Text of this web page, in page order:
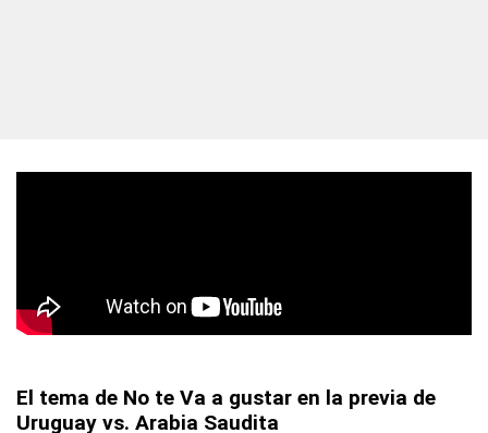
El tema de No te Va a gustar en la previa de
Uruguay vs. Arabia Saudita